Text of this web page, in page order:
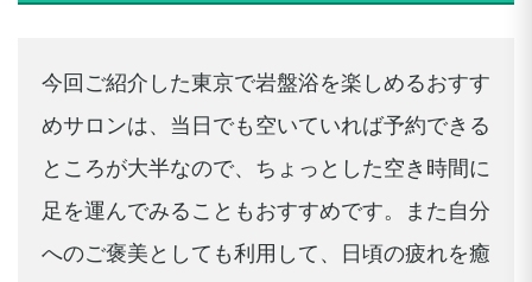
今回ご紹介した東京で岩盤浴を楽しめるおすす
めサロンは、当日でも空いていれば予約できる
ところが大半なので、ちょっとした空き時間に
足を運んでみることもおすすめです。また自分
へのご褒美としても利用して、日頃の疲れを癒